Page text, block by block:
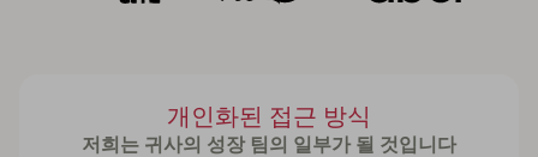
개인화된 접근 방식
저희는 귀사의 성장 팀의 일부가 될 것입니다